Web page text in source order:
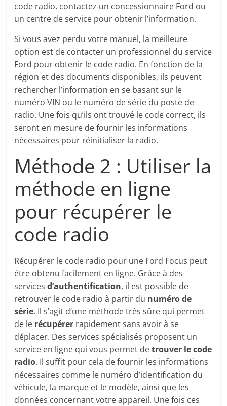
code radio, contactez un concessionnaire Ford ou
un centre de service pour obtenir l’information.
Si vous avez perdu votre manuel, la meilleure
option est de contacter un professionnel du service
Ford pour obtenir le code radio. En fonction de la
région et des documents disponibles, ils peuvent
rechercher l’information en se basant sur le
numéro VIN ou le numéro de série du poste de
radio. Une fois qu’ils ont trouvé le code correct, ils
seront en mesure de fournir les informations
nécessaires pour réinitialiser la radio.
Méthode 2 : Utiliser la
méthode en ligne
pour récupérer le
code radio
Récupérer le code radio pour une Ford Focus peut
être obtenu facilement en ligne. Grâce à des
servicesd’authentification, il est possible de
retrouver le code radio à partir du numéro de
série. Il s’agit d’une méthode très sûre qui permet
de le récupérer rapidement sans avoir à se
déplacer. Des services spécialisés proposent un
service en ligne qui vous permet detrouver le code
radio. Il suffit pour cela de fournir les informations
nécessaires comme le numéro d’identification du
véhicule, la marque et le modèle, ainsi que les
données concernant votre appareil. Une fois ces